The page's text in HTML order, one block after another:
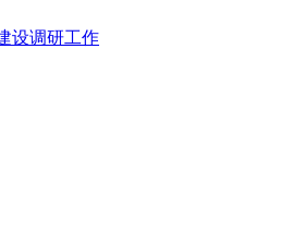
设调研工作